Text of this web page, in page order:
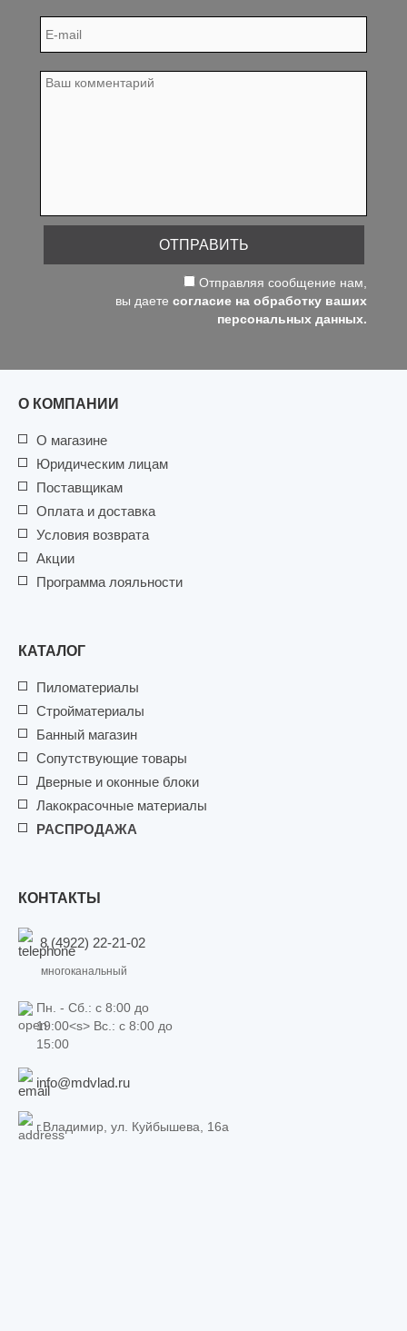
Отправляя сообщение нам,
вы даете согласие на обработку ваших
персональных данных.
ОТПРАВИТЬ
О КОМПАНИИ
О магазине
Юридическим лицам
Поставщикам
Оплата и доставка
Условия возврата
Акции
Программа лояльности
КАТАЛОГ
Пиломатериалы
Стройматериалы
Банный магазин
Сопутствующие товары
Дверные и оконные блоки
Лакокрасочные материалы
РАСПРОДАЖА
КОНТАКТЫ
8 (4922) 22-21-02
многоканальный
Пн. - Сб.: c 8:00 до
19:00<s> Вс.: c 8:00 до
15:00
info@mdvlad.ru
г.Владимир, ул. Куйбышева, 16а